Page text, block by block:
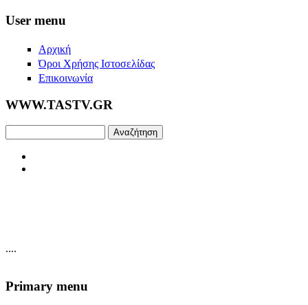
Skip to main content
User menu
Αρχική
Όροι Χρήσης Ιστοσελίδας
Επικοινωνία
WWW.TASTV.GR
....
Primary menu